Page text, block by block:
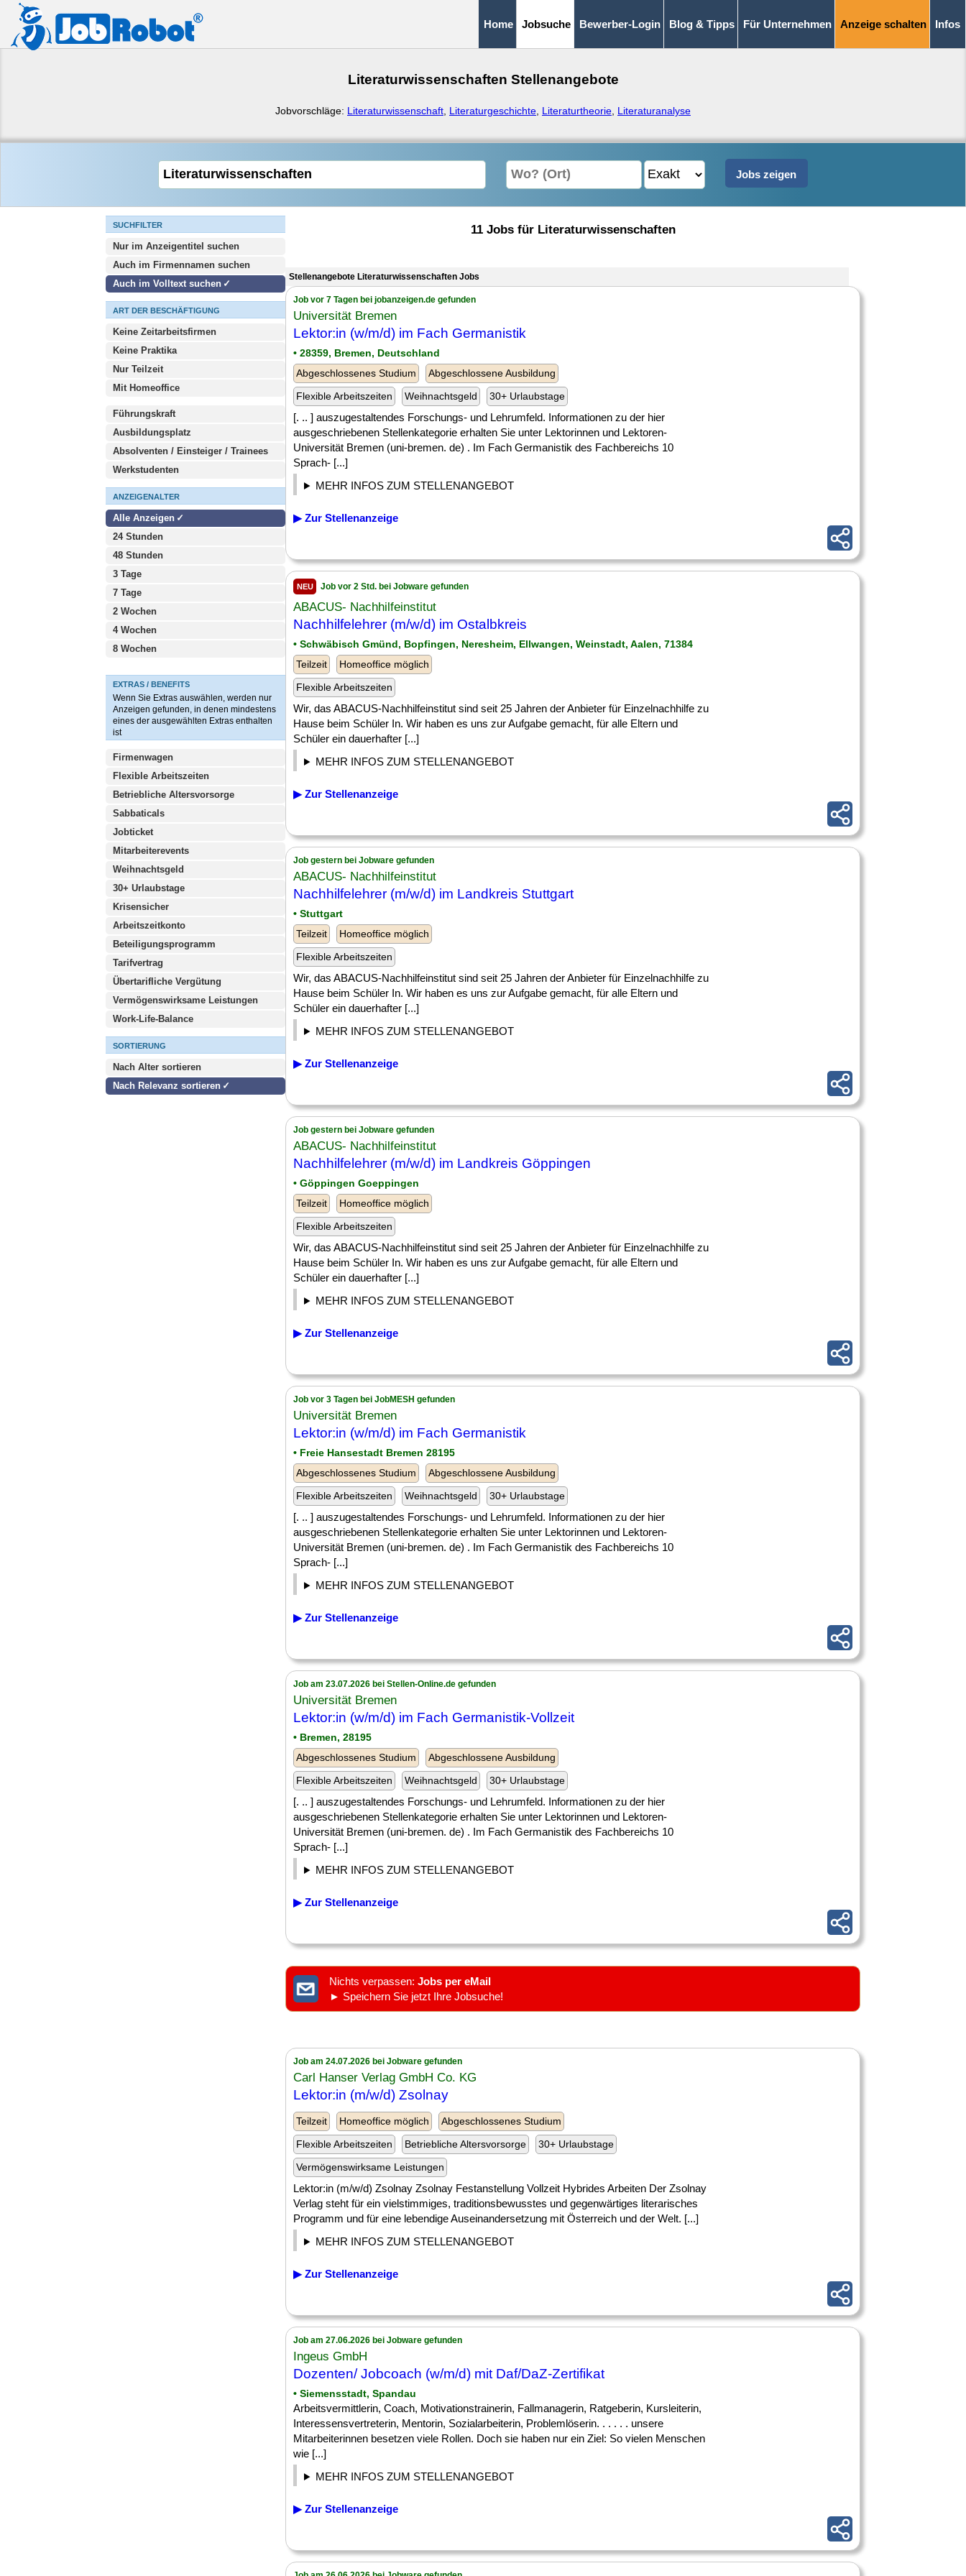
Home Jobsuche Bewerber-Login Blog & Tipps Für Unternehmen Anzeige schalten Infos
Literaturwissenschaften Stellenangebote
Jobvorschläge: Literaturwissenschaft Literaturgeschichte Literaturtheorie Literaturanalyse
SUCHFILTER
Nur im Anzeigentitel suchen
Auch im Firmennamen suchen
Auch im Volltext suchen
ART DER BESCHÄFTIGUNG
Keine Zeitarbeitsfirmen
Keine Praktika
Nur Teilzeit
Mit Homeoffice
Führungskraft
Ausbildungsplatz
Absolventen / Einsteiger / Trainees
Werkstudenten
ANZEIGENALTER
Alle Anzeigen
24 Stunden
48 Stunden
3 Tage
7 Tage
2 Wochen
4 Wochen
8 Wochen
EXTRAS / BENEFITS
Wenn Sie Extras auswählen, werden nur
Anzeigen gefunden, in denen mindestens
eines der ausgewählten Extras enthalten
ist
Firmenwagen
Flexible Arbeitszeiten
Betriebliche Altersvorsorge
Sabbaticals
Jobticket
Mitarbeiterevents
Weihnachtsgeld
30+ Urlaubstage
Krisensicher
Arbeitszeitkonto
Beteiligungsprogramm
Tarifvertrag
Übertarifliche Vergütung
Vermögenswirksame Leistungen
Work-Life-Balance
SORTIERUNG
Nach Alter sortieren
Nach Relevanz sortieren
11 Jobs für Literaturwissenschaften
Stellenangebote Literaturwissenschaften Jobs
Job vor 7 Tagen bei jobanzeigen.de gefunden
Universität Bremen
Lektor:in (w/m/d) im Fach Germanistik
• 28359, Bremen, Deutschland
Abgeschlossenes Studium
Abgeschlossene Ausbildung
Flexible Arbeitszeiten
Weihnachtsgeld 30+ Urlaubstage
[. .. ] auszugestaltendes Forschungs- und Lehrumfeld. Informationen zu der hier
ausgeschriebenen Stellenkategorie erhalten Sie unter Lektorinnen und Lektoren-
Universität Bremen (uni-bremen. de) . Im Fach Germanistik des Fachbereichs 10
Sprach- [...]
MEHR INFOS ZUM STELLENANGEBOT
▶ Zur Stellenanzeige
NEU Job vor 2 Std. bei Jobware gefunden
ABACUS- Nachhilfeinstitut
Nachhilfelehrer (m/w/d) im Ostalbkreis
• Schwäbisch Gmünd, Bopfingen, Neresheim, Ellwangen, Weinstadt, Aalen, 71384
Teilzeit
Homeoffice möglich
Flexible Arbeitszeiten
Wir, das ABACUS-Nachhilfeinstitut sind seit 25 Jahren der Anbieter für Einzelnachhilfe zu
Hause beim Schüler In. Wir haben es uns zur Aufgabe gemacht, für alle Eltern und
Schüler ein dauerhafter [...]
MEHR INFOS ZUM STELLENANGEBOT
▶ Zur Stellenanzeige
Job gestern bei Jobware gefunden
ABACUS- Nachhilfeinstitut
Nachhilfelehrer (m/w/d) im Landkreis Stuttgart
• Stuttgart
Teilzeit
Homeoffice möglich
Flexible Arbeitszeiten
Wir, das ABACUS-Nachhilfeinstitut sind seit 25 Jahren der Anbieter für Einzelnachhilfe zu
Hause beim Schüler In. Wir haben es uns zur Aufgabe gemacht, für alle Eltern und
Schüler ein dauerhafter [...]
MEHR INFOS ZUM STELLENANGEBOT
▶ Zur Stellenanzeige
Job gestern bei Jobware gefunden
ABACUS- Nachhilfeinstitut
Nachhilfelehrer (m/w/d) im Landkreis Göppingen
• Göppingen Goeppingen
Teilzeit
Homeoffice möglich
Flexible Arbeitszeiten
Wir, das ABACUS-Nachhilfeinstitut sind seit 25 Jahren der Anbieter für Einzelnachhilfe zu
Hause beim Schüler In. Wir haben es uns zur Aufgabe gemacht, für alle Eltern und
Schüler ein dauerhafter [...]
MEHR INFOS ZUM STELLENANGEBOT
▶ Zur Stellenanzeige
Job vor 3 Tagen bei JobMESH gefunden
Universität Bremen
Lektor:in (w/m/d) im Fach Germanistik
• Freie Hansestadt Bremen 28195
Abgeschlossenes Studium
Abgeschlossene Ausbildung
Flexible Arbeitszeiten
Weihnachtsgeld 30+ Urlaubstage
[. .. ] auszugestaltendes Forschungs- und Lehrumfeld. Informationen zu der hier
ausgeschriebenen Stellenkategorie erhalten Sie unter Lektorinnen und Lektoren-
Universität Bremen (uni-bremen. de) . Im Fach Germanistik des Fachbereichs 10
Sprach- [...]
MEHR INFOS ZUM STELLENANGEBOT
▶ Zur Stellenanzeige
Job am 23.07.2026 bei Stellen-Online.de gefunden
Universität Bremen
Lektor:in (w/m/d) im Fach Germanistik-Vollzeit
• Bremen, 28195
Abgeschlossenes Studium
Abgeschlossene Ausbildung
Flexible Arbeitszeiten
Weihnachtsgeld 30+ Urlaubstage
[. .. ] auszugestaltendes Forschungs- und Lehrumfeld. Informationen zu der hier
ausgeschriebenen Stellenkategorie erhalten Sie unter Lektorinnen und Lektoren-
Universität Bremen (uni-bremen. de) . Im Fach Germanistik des Fachbereichs 10
Sprach- [...]
MEHR INFOS ZUM STELLENANGEBOT
▶ Zur Stellenanzeige
Nichts verpassen: Jobs per eMail
► Speichern Sie jetzt Ihre Jobsuche!
Job am 24.07.2026 bei Jobware gefunden
Carl Hanser Verlag GmbH Co. KG
Lektor:in (m/w/d) Zsolnay
Teilzeit Homeoffice möglich
Abgeschlossenes Studium
Flexible Arbeitszeiten
Betriebliche Altersvorsorge
30+ Urlaubstage
Vermögenswirksame Leistungen
Lektor:in (m/w/d) Zsolnay Zsolnay Festanstellung Vollzeit Hybrides Arbeiten Der Zsolnay
Verlag steht für ein vielstimmiges, traditionsbewusstes und gegenwärtiges literarisches
Programm und für eine lebendige Auseinandersetzung mit Österreich und der Welt. [...]
MEHR INFOS ZUM STELLENANGEBOT
▶ Zur Stellenanzeige
Job am 27.06.2026 bei Jobware gefunden
Ingeus GmbH
Dozenten/ Jobcoach (w/m/d) mit Daf/DaZ-Zertifikat
• Siemensstadt, Spandau
Arbeitsvermittlerin, Coach, Motivationstrainerin, Fallmanagerin, Ratgeberin, Kursleiterin,
Interessensvertreterin, Mentorin, Sozialarbeiterin, Problemlöserin. . . . . . unsere
Mitarbeiterinnen besetzen viele Rollen. Doch sie haben nur ein Ziel: So vielen Menschen
wie [...]
MEHR INFOS ZUM STELLENANGEBOT
▶ Zur Stellenanzeige